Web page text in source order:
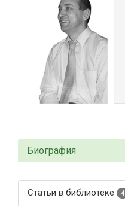
Биография
Статьи в библиотеке 4